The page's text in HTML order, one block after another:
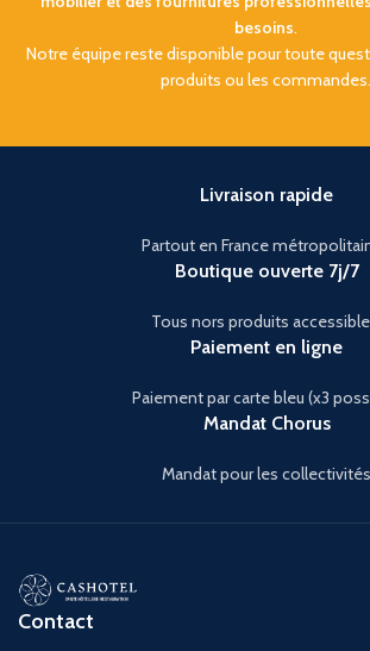
besoins.
Notre équipe reste disponible pour toute
produits ou les commandes.
Livraison rapide
Partout en France
Boutique ouverte 7j/7
Tous nors produits
Paiement en ligne
Paiement par carte bleu (x3
Mandat Chorus
Mandat pour les collectivités
Contact